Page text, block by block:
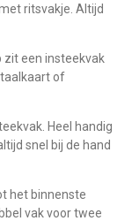
ritsvakje. Altijd
zit een insteekvak
of
Heel handig
snel bij de hand
het binnenste
vak voor twee